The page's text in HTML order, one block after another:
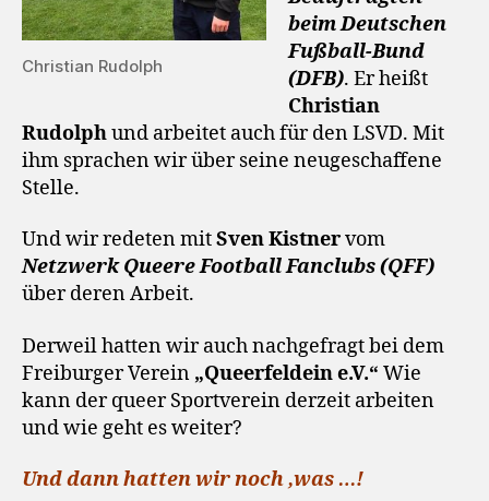
Christian Rudolph
beim Deutschen
Fußball-Bund
(DFB). Er heißt
Christian
Rudolphund arbeitet auch für den LSVD. Mit
ihm sprachen wir über seine neugeschaffene
Stelle.
Und wir redeten mitSven Kistnervom
Netzwerk Queere Football Fanclubs (QFF)
über deren Arbeit.
Derweil hatten wir auch nachgefragt bei dem
Freiburger Verein „Queerfeldein e.V.“ Wie
kann der queer Sportverein derzeit arbeiten
und wie geht es weiter?
Und dann hatten wir noch ‚was …!